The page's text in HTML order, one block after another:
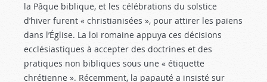
la Pâque biblique, et les célébrations du solstice
d’hiver furent « christianisées », pour attirer les païens
dans l’Église. La loi romaine appuya ces décisions
ecclésiastiques à accepter des doctrines et des
pratiques non bibliques sous une « étiquette
chrétienne ». Récemment, la papauté a insisté sur